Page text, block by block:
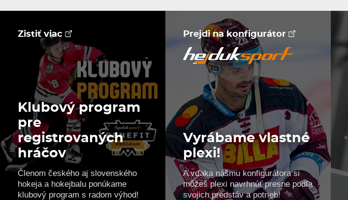
Zistiť viac
Klubový program
pre
registrovaných
hráčov
Členom českého aj slovenského
hokeja a hokejbalu ponúkame
klubový program s radom výhod!
Prejdi na konfigurátor
Vyrábame vlastné
plexi!
A vďaka nášmu konfigurátora si
môžeš plexi navrhnúť presne podľa
svojich predstáv a potrieb!